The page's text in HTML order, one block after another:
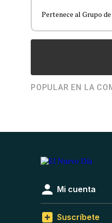
Pertenece al Grupo
POPULAR EN LA
Mi cuenta
Suscríbete